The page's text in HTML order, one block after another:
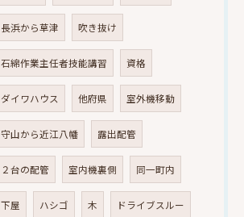
長浜から草津 吹き抜け
石綿作業主任者技能講習 資格
ダイワハウス 他府県 室外機移動
守山から近江八幡 露出配管
２台の配管 室内機裏側 同一町内
下屋 ハシゴ 木 ドライブスルー